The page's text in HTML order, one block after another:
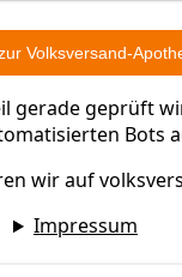
gerade geprüft
Bots
wir auf
Impressum